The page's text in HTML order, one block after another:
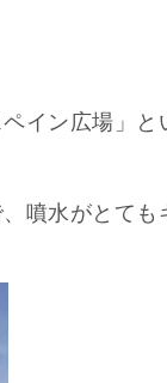
イン広場」と
噴水がとても